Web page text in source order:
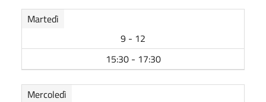
Martedì
9 - 12
15:30 - 17:30
Mercoledì